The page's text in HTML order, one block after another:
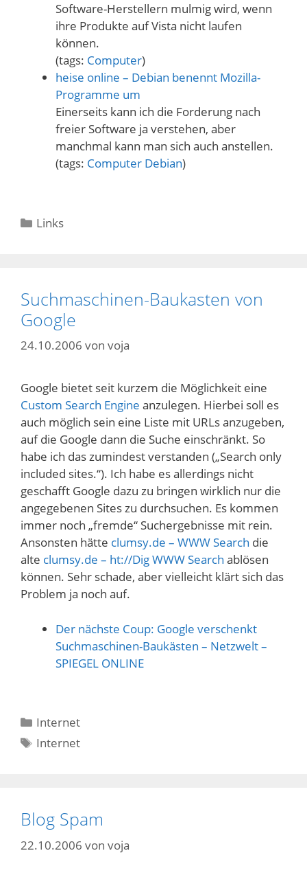
Software-Herstellern mulmig wird, wenn
ihre Produkte auf Vista nicht laufen
können.
(tags: Computer)
heise online – Debian benennt Mozilla-
Programme um
Einerseits kann ich die Forderung nach
freier Software ja verstehen, aber
manchmal kann man sich auch anstellen.
(tags: Computer Debian)
Kategorien
Links
Suchmaschinen-Baukasten von
Google
24.10.2006 von voja
Google bietet seit kurzem die Möglichkeit eine
Custom Search Engine anzulegen. Hierbei soll es
auch möglich sein eine Liste mit URLs anzugeben,
auf die Google dann die Suche einschränkt. So
habe ich das zumindest verstanden („Search only
included sites.“). Ich habe es allerdings nicht
geschafft Google dazu zu bringen wirklich nur die
angegebenen Sites zu durchsuchen. Es kommen
immer noch „fremde“ Suchergebnisse mit rein.
Ansonsten hätte clumsy.de – WWW Search die
alte clumsy.de – ht://Dig WWW Search ablösen
können. Sehr schade, aber vielleicht klärt sich das
Problem ja noch auf.
Der nächste Coup: Google verschenkt
Suchmaschinen-Baukästen – Netzwelt –
SPIEGEL ONLINE
Kategorien
Internet
Schlagwörter
Internet
Blog Spam
22.10.2006 von voja